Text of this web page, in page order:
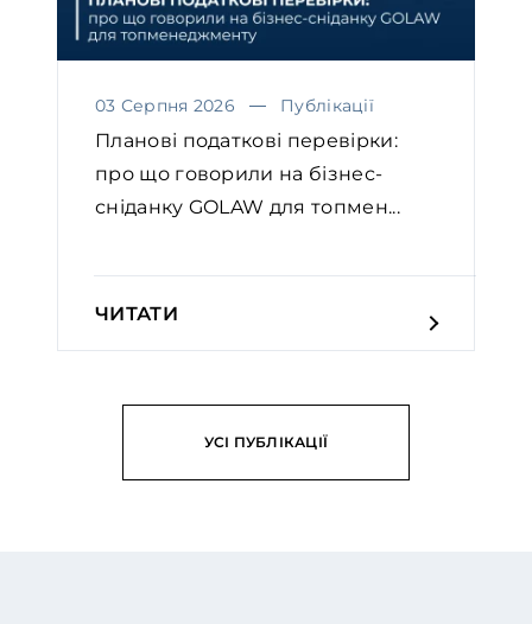
03 Серпня 2026 Публікації
Планові податкові перевірки:
про що говорили на бізнес-
сніданку GOLAW для топмен...
ЧИТАТИ
УСІ ПУБЛІКАЦІЇ